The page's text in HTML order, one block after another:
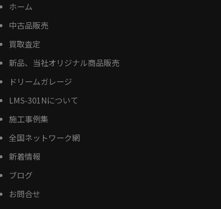
ホーム
中古品販売
買取査定
新品、当社オリジナル商品販売
ドリームガレージ
LMS-301Nについて
施工事例集
全国ネットワーク網
新着情報
ブログ
お問合せ